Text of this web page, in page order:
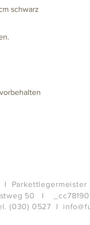
schwarz
I
50 I
(030) 0527 I